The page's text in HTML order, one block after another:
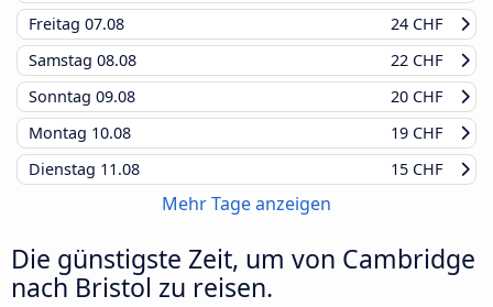
Freitag 07.08
24 CHF
Samstag 08.08
22 CHF
Sonntag 09.08
20 CHF
Montag 10.08
19 CHF
Dienstag 11.08 15 CHF
Mehr Tage anzeigen
Die günstigste Zeit, um von Cambridge
nach Bristol zu reisen.